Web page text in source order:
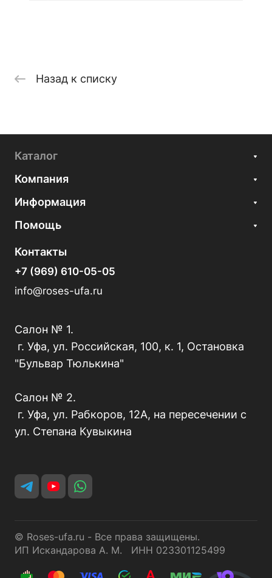
Назад к списку
Каталог
Компания
Информация
Помощь
Контакты
+7 (969) 610-05-05
info@roses-ufa.ru
Салон № 1.
г. Уфа, ул. Российская, 100, к. 1, Остановка
"Бульвар Тюлькина"
Салон № 2.
г. Уфа, ул. Рабкоров, 12А, на пересечении с
ул. Степана Кувыкина
© Roses-ufa.ru - Все права защищены.
ИП Искандарова А. М. ИНН 023301125499